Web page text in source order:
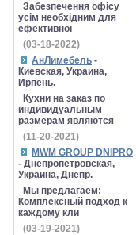
Забезпечення офісу
усім необхідним для
ефективної
(03-18-2022)
АнЛимебель -
Киевская, Украина,
Ирпень.
Кухни на заказ по
индивидуальным
размерам являются
(11-20-2021)
MWM GROUP DNIPRO
- Днепропетровская,
Украина, Днепр.
Мы предлагаем:
Комплексный подход к
каждому кли
(03-19-2021)